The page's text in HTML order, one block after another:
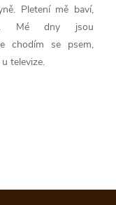
Pletení mě baví,
Mé dny jsou
chodím se psem,
televize.